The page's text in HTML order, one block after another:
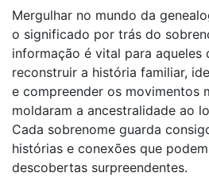
Mergulhar no mundo da
o significado por trás do
informação é vital para aqueles
reconstruir a história familiar,
e compreender os movimentos
moldaram a ancestralidade ao
Cada sobrenome guarda
histórias e conexões que
descobertas surpreendentes.